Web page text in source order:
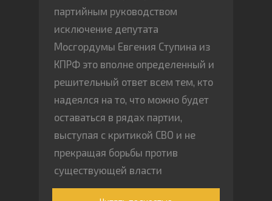
партийным руководством
исключение депутата
Мосгордумы Евгения Ступина из
КПРФ это вполне определенный и
решительный ответ всем тем, кто
надеялся на то, что можно будет
оставаться в рядах партии,
выступая с критикой СВО и не
прекращая борьбы против
существующей власти